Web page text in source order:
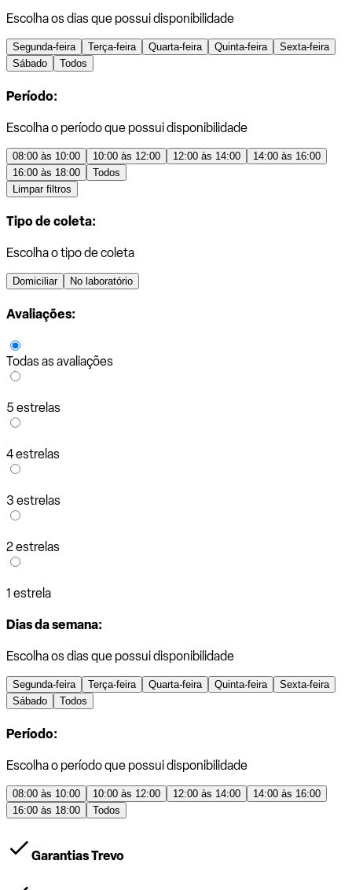
Escolha os dias que possui disponibilidade
Segunda-feira Terça-feira Quarta-feira Quinta-feira
Sexta-feira
Sábado
Todos
Período:
Escolha o período que possui disponibilidade
08:00 às 10:00 10:00 às 12:00 12:00 às 14:00
14:00 às 16:00
16:00 às 18:00
Todos
Limpar filtros
Tipo de coleta:
Escolha o tipo de coleta
Domiciliar No laboratório
Avaliações:
Todas as avaliações
5 estrelas
4 estrelas
3 estrelas
2 estrelas
1 estrela
Dias da semana:
Escolha os dias que possui disponibilidade
Segunda-feira Terça-feira Quarta-feira Quinta-feira
Sexta-feira
Sábado
Todos
Período:
Escolha o período que possui disponibilidade
08:00 às 10:00 10:00 às 12:00 12:00 às 14:00
14:00 às 16:00
16:00 às 18:00
Todos
Garantias Trevo